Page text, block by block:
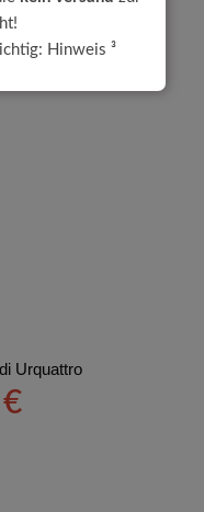
Urquattro
€
Hinweis ³